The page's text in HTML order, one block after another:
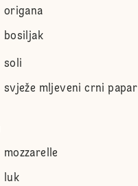
origana
bosiljak
soli
svježe mljeveni crni papar
mozzarelle
luk